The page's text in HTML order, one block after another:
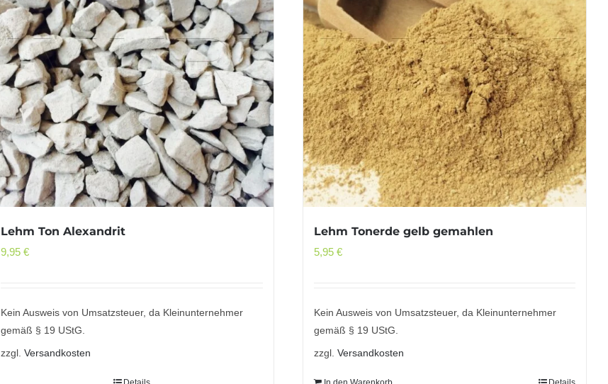
Lehm Ton Alexandrit
9,95€
Kein Ausweis von Umsatzsteuer, da Kleinunternehmer
gemäß § 19 UStG.
zzgl.Versandkosten
Lehm Tonerde gelb gemahlen
5,95 €
Kein Ausweis von Umsatzsteuer, da Kleinunternehmer
gemäß § 19 UStG.
zzgl. Versandkosten